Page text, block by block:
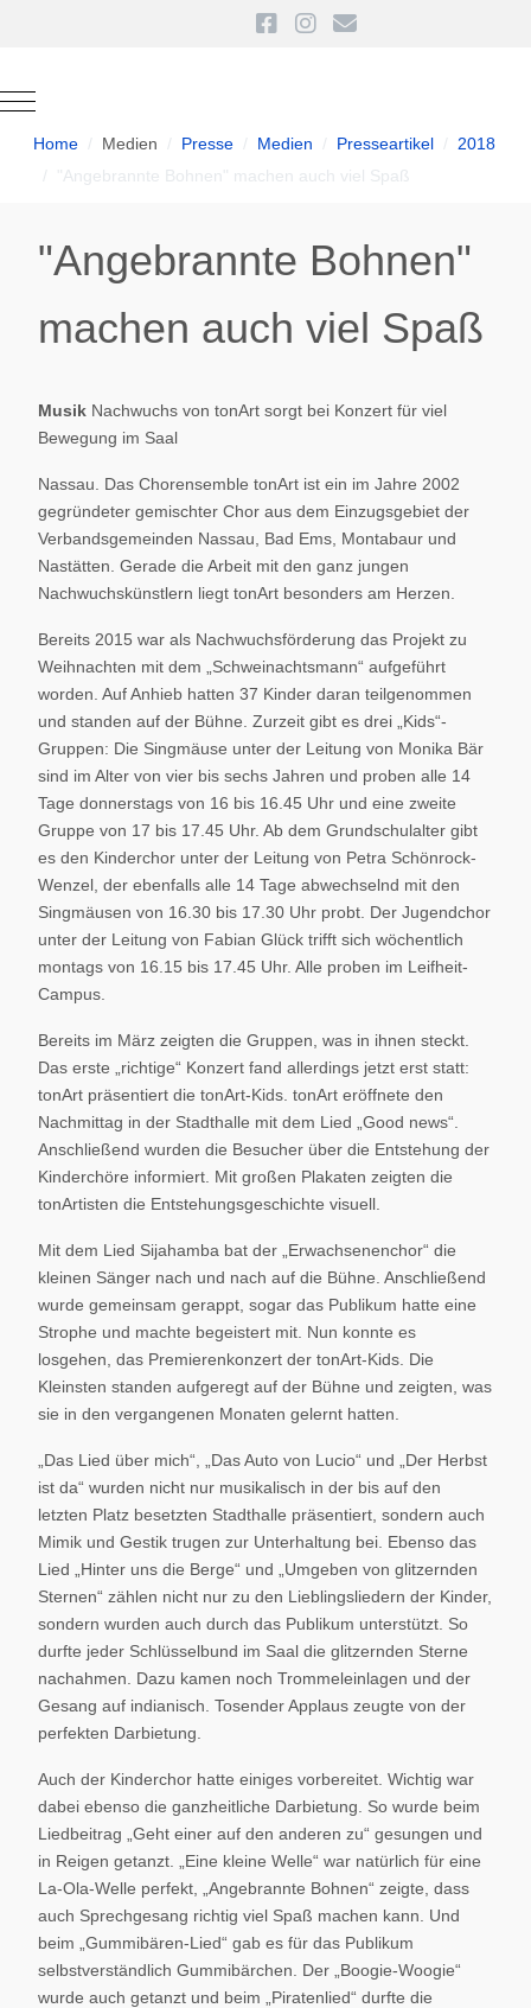
Mobile Menu Toggle
Home Medien Presse Medien Presseartikel
2018
"Angebrannte Bohnen" machen auch viel Spaß
"Angebrannte Bohnen"
machen auch viel Spaß
Musik Nachwuchs von tonArt sorgt bei Konzert für viel
Bewegung im Saal
Nassau. Das Chorensemble tonArt ist ein im Jahre 2002
gegründeter gemischter Chor aus dem Einzugsgebiet der
Verbandsgemeinden Nassau, Bad Ems, Montabaur und
Nastätten. Gerade die Arbeit mit den ganz jungen
Nachwuchskünstlern liegt tonArt besonders am Herzen.
Bereits 2015 war als Nachwuchsförderung das Projekt zu
Weihnachten mit dem „Schweinachtsmann“ aufgeführt
worden. Auf Anhieb hatten 37 Kinder daran teilgenommen
und standen auf der Bühne. Zurzeit gibt es drei „Kids“-
Gruppen: Die Singmäuse unter der Leitung von Monika Bär
sind im Alter von vier bis sechs Jahren und proben alle 14
Tage donnerstags von 16 bis 16.45 Uhr und eine zweite
Gruppe von 17 bis 17.45 Uhr. Ab dem Grundschulalter gibt
es den Kinderchor unter der Leitung von Petra Schönrock-
Wenzel, der ebenfalls alle 14 Tage abwechselnd mit den
Singmäusen von 16.30 bis 17.30 Uhr probt. Der Jugendchor
unter der Leitung von Fabian Glück trifft sich wöchentlich
montags von 16.15 bis 17.45 Uhr. Alle proben im Leifheit-
Campus.
Bereits im März zeigten die Gruppen, was in ihnen steckt.
Das erste „richtige“ Konzert fand allerdings jetzt erst statt:
tonArt präsentiert die tonArt-Kids. tonArt eröffnete den
Nachmittag in der Stadthalle mit dem Lied „Good news“.
Anschließend wurden die Besucher über die Entstehung der
Kinderchöre informiert. Mit großen Plakaten zeigten die
tonArtisten die Entstehungsgeschichte visuell.
Mit dem Lied Sijahamba bat der „Erwachsenenchor“ die
kleinen Sänger nach und nach auf die Bühne. Anschließend
wurde gemeinsam gerappt, sogar das Publikum hatte eine
Strophe und machte begeistert mit. Nun konnte es
losgehen, das Premierenkonzert der tonArt-Kids. Die
Kleinsten standen aufgeregt auf der Bühne und zeigten, was
sie in den vergangenen Monaten gelernt hatten.
„Das Lied über mich“, „Das Auto von Lucio“ und „Der Herbst
ist da“ wurden nicht nur musikalisch in der bis auf den
letzten Platz besetzten Stadthalle präsentiert, sondern auch
Mimik und Gestik trugen zur Unterhaltung bei. Ebenso das
Lied „Hinter uns die Berge“ und „Umgeben von glitzernden
Sternen“ zählen nicht nur zu den Lieblingsliedern der Kinder,
sondern wurden auch durch das Publikum unterstützt. So
durfte jeder Schlüsselbund im Saal die glitzernden Sterne
nachahmen. Dazu kamen noch Trommeleinlagen und der
Gesang auf indianisch. Tosender Applaus zeugte von der
perfekten Darbietung.
Auch der Kinderchor hatte einiges vorbereitet. Wichtig war
dabei ebenso die ganzheitliche Darbietung. So wurde beim
Liedbeitrag „Geht einer auf den anderen zu“ gesungen und
in Reigen getanzt. „Eine kleine Welle“ war natürlich für eine
La-Ola-Welle perfekt, „Angebrannte Bohnen“ zeigte, dass
auch Sprechgesang richtig viel Spaß machen kann. Und
beim „Gummibären-Lied“ gab es für das Publikum
selbstverständlich Gummibärchen. Der „Boogie-Woogie“
wurde auch getanzt und beim „Piratenlied“ durfte die